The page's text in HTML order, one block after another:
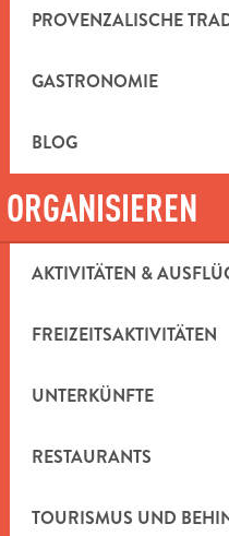
PROVENZALISCHE
GASTRONOMIE
BLOG
ORGANISIEREN
AKTIVITÄTEN &
FREIZEITSAKTIVITÄTEN
UNTERKÜNFTE
RESTAURANTS
TOURISMUS UND
Tiere erlaubt